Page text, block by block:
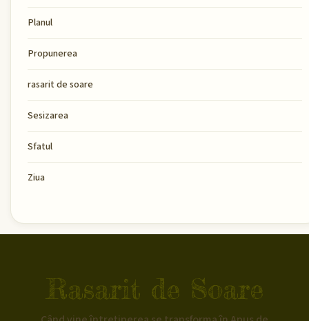
Planul
Propunerea
rasarit de soare
Sesizarea
Sfatul
Ziua
Rasarit de Soare